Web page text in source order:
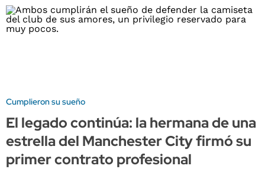
Cumplieron su sueño
El legado continúa: la hermana de una
estrella del Manchester City firmó su
primer contrato profesional